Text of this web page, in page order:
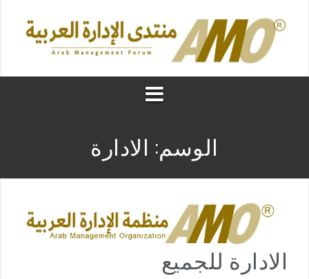
الوسم: الادارة
الادارة للجميع